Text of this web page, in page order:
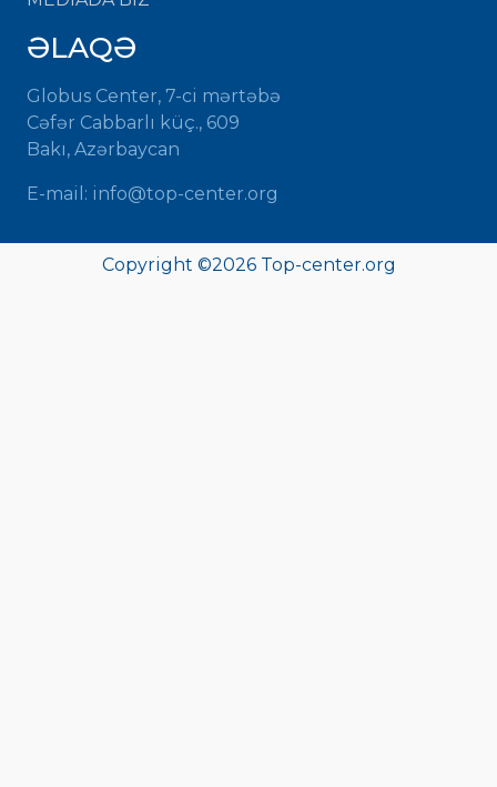
ƏLAQƏ
Globus Center, 7-ci mərtəbə
Cəfər Cabbarlı küç., 609
Bakı, Azərbaycan
E-mail: info@top-center.org
Copyright ©2026Top-center.org